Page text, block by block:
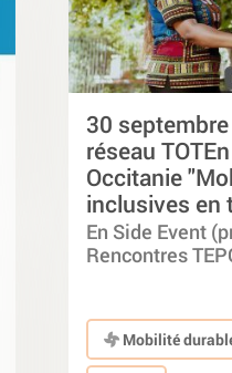
30
réseau
Occitanie
inclusives en
En Side Event
Rencontres
Mobilité